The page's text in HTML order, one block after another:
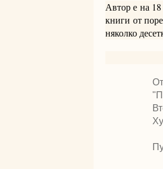
Автор е на
книги от
няколко